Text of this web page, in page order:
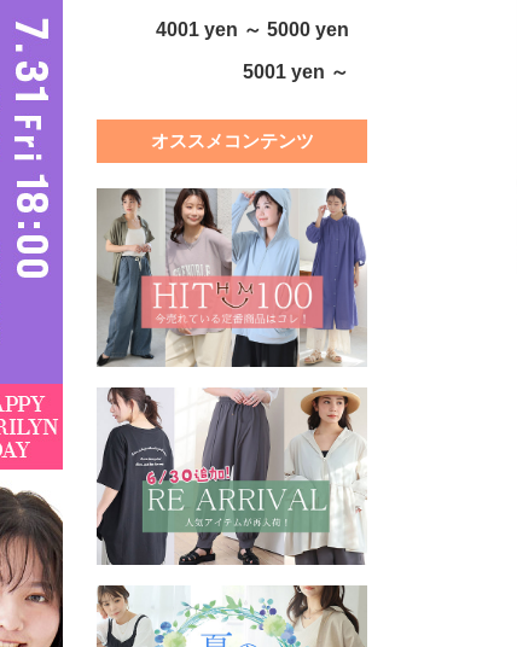
4001 yen ～ 5000 yen
5001 yen ～
オススメコンテンツ